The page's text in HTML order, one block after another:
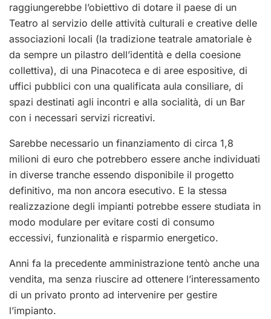
raggiungerebbe l’obiettivo di dotare il paese di un
Teatro al servizio delle attività culturali e creative delle
associazioni locali (la tradizione teatrale amatoriale è
da sempre un pilastro dell’identità e della coesione
collettiva), di una Pinacoteca e di aree espositive, di
uffici pubblici con una qualificata aula consiliare, di
spazi destinati agli incontri e alla socialità, di un Bar
con i necessari servizi ricreativi.
Sarebbe necessario un finanziamento di circa 1,8
milioni di euro che potrebbero essere anche individuati
in diverse tranche essendo disponibile il progetto
definitivo, ma non ancora esecutivo. E la stessa
realizzazione degli impianti potrebbe essere studiata in
modo modulare per evitare costi di consumo
eccessivi, funzionalità e risparmio energetico.
Anni fa la precedente amministrazione tentò anche una
vendita, ma senza riuscire ad ottenere l’interessamento
di un privato pronto ad intervenire per gestire
l’impianto.